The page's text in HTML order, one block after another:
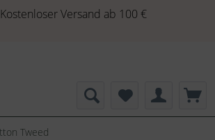
Kostenloser Versand ab 100 €
Tweed